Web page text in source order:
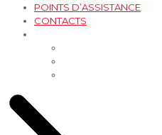
POINTS D’ASSISTANCE
CONTACTS